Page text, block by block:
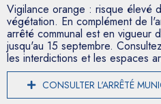
Vigilance orange : risque élevé
végétation. En complément de
arrêté communal est en vigueur
jusqu'au 15 septembre.
les interdictions et les espaces
CONSULTER L'ARRÊTÉ